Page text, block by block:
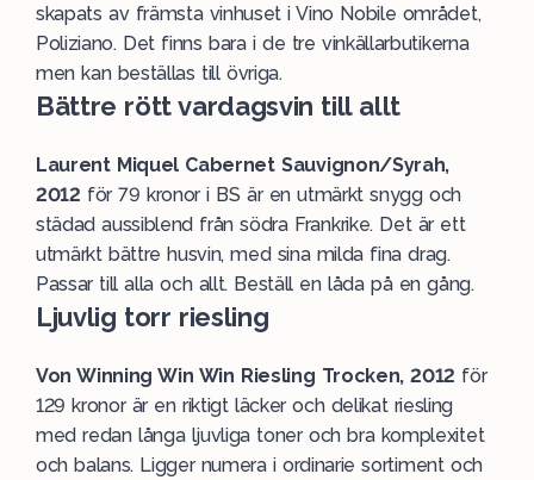
skapats av främsta vinhuset i Vino Nobile området,
Poliziano. Det finns bara i de tre vinkällarbutikerna
men kan beställas till övriga.
Bättre rött vardagsvin till allt
Laurent Miquel Cabernet Sauvignon/Syrah,
2012 för 79 kronor i BS är en utmärkt snygg och
städad aussiblend från södra Frankrike. Det är ett
utmärkt bättre husvin, med sina milda fina drag.
Passar till alla och allt. Beställ en låda på en gång.
Ljuvlig torr riesling
Von Winning Win Win Riesling Trocken, 2012 för
129 kronor är en riktigt läcker och delikat riesling
med redan långa ljuvliga toner och bra komplexitet
och balans. Ligger numera i ordinarie sortiment och